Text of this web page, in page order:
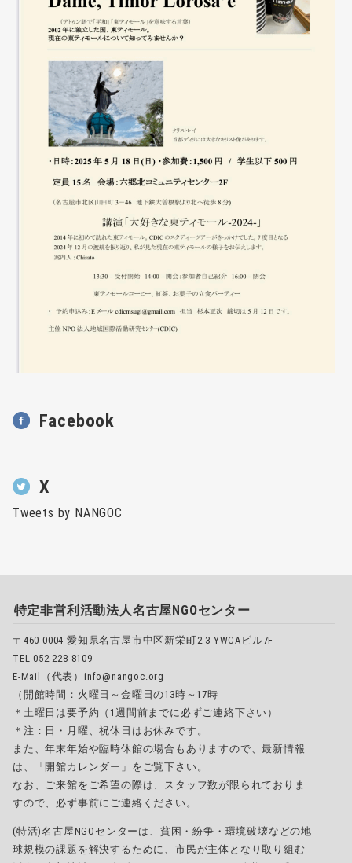
Facebook
X
Tweets by NANGOC
特定非営利活動法人名古屋NGOセンター
〒460-0004 愛知県名古屋市中区新栄町2-3 YWCAビル7F
TEL 052-228-8109
E-Mail（代表）info@nangoc.org
（開館時間：火曜日～金曜日の13時～17時
＊土曜日は要予約（1週間前までに必ずご連絡下さい）
＊注：日・月曜、祝休日はお休みです。
また、年末年始や臨時休館の場合もありますので、最新情報
は、「開館カレンダー」をご覧下さい。
なお、ご来館をご希望の際は、スタッフ数が限られておりま
すので、必ず事前にご連絡ください。
(特活)名古屋NGOセンターは、貧困・紛争・環境破壊などの地
球規模の課題を解決するために、市民が主体となり取り組む